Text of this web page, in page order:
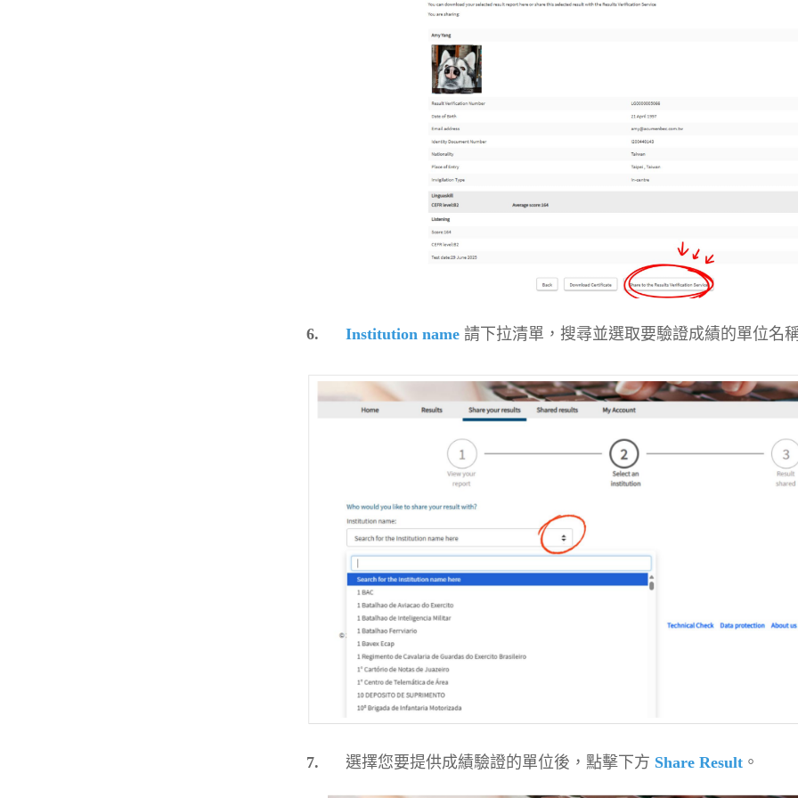
6. Institution name 請下拉清單，搜尋並選取要驗證成績的單位名
7. 選擇您要提供成績驗證的單位後，點擊下方 Share Result 。